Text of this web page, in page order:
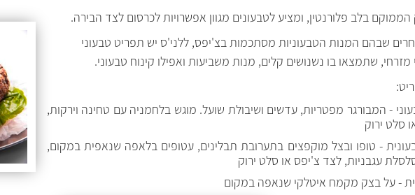
הממוקם בלב פלורנטין, ומציע לטבעונים מגוון אפשרויות לכרסום לצד הבירה.
שבהם המנות הטבעוניות מסתכמות בצ'יפס, ללני'ס יש תפריט טבעוני
שתמצאו בו נשנושים קלים, מנות משביעות ואפילו קינוח טבעוני.
- המבורגר מפטריות, עדשים ושיבולת שועל. מוגש בלחמניה עם טחינה וירקות,
סלט ירוק
- טופו ובצל מוקפצים בתערובת תבלינים, עטופים בלאפה שנאפית במקום,
עגבניות, לצד צ'יפס או סלט ירוק
- על בצק מקמח איטלקי שנאפה במקום